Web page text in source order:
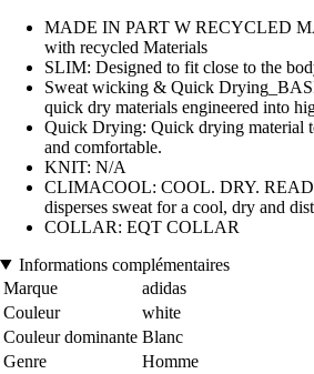
MADE IN PART W RECYCLED
with recycled Materials
SLIM: Designed to fit close to the
Sweat wicking & Quick
quick dry materials engineered into
Quick Drying: Quick drying material
and comfortable.
KNIT: N/A
CLIMACOOL: COOL. DRY.
disperses sweat for a cool, dry and
COLLAR: EQT COLLAR
Informations complémentaires
Marque
adidas
Couleur
white
Couleur dominante Blanc
Genre
Homme